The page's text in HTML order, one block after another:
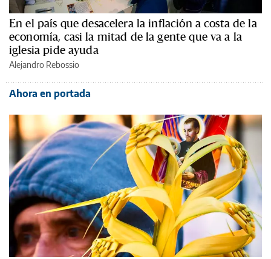
En el país que desacelera la inflación a costa de la
economía, casi la mitad de la gente que va a la
iglesia pide ayuda
Alejandro Rebossio
Ahora en portada